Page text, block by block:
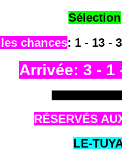
Sélection
chances: 1 - 13 -
Arrivée: 3 - 1
RÉSERVÉS
LE-